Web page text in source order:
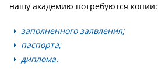
нашу академию потребуются копии:
заполненного заявления;
паспорта;
диплома.